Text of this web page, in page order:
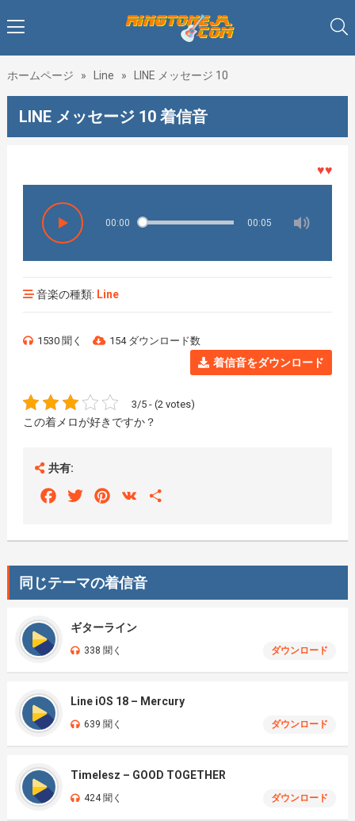
ホームページ » Line » LINE メッセージ 10
LINE メッセージ 10 着信音
♥♥♥着メ
00:00 00:05
音楽の種類: Line
1530 聞く 154 ダウンロード数
着信音をダウンロード
3/5 - (2 votes)
この着メロが好きですか？
共有:
FacebookTwitterPinterest
VK
同じテーマの着信音
ギターライン
338 聞く ダウンロード
Line iOS 18 – Mercury
639 聞く ダウンロード
Timelesz – GOOD TOGETHER
424 聞く ダウンロード